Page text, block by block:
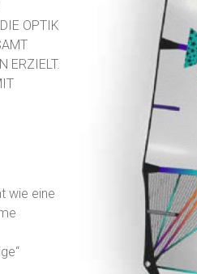
OPTIK
ERZIELT.
wie eine